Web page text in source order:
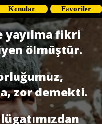
Konular Favoriler
yayılma fikri
ölmüştür.
zor demekti.